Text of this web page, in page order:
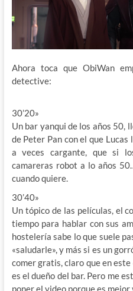
Ahora toca que ObiWan
detective:
30’20»
Un bar yanqui de los años 50,
de Peter Pan con el que
a veces cargante, que si
camareras robot a lo años
cuando quiere.
30’40»
Un tópico de las películas, el
tiempo para hablar con sus
hostelería sabe lo que suele
«saludarle», y más si es un
comer gratis, claro que en
es el dueño del bar. Pero me
poner el video porque es